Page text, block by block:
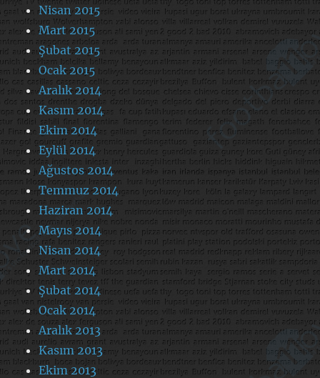
Nisan 2015
Mart 2015
Şubat 2015
Ocak 2015
Aralık 2014
Kasım 2014
Ekim 2014
Eylül 2014
Ağustos 2014
Temmuz 2014
Haziran 2014
Mayıs 2014
Nisan 2014
Mart 2014
Şubat 2014
Ocak 2014
Aralık 2013
Kasım 2013
Ekim 2013